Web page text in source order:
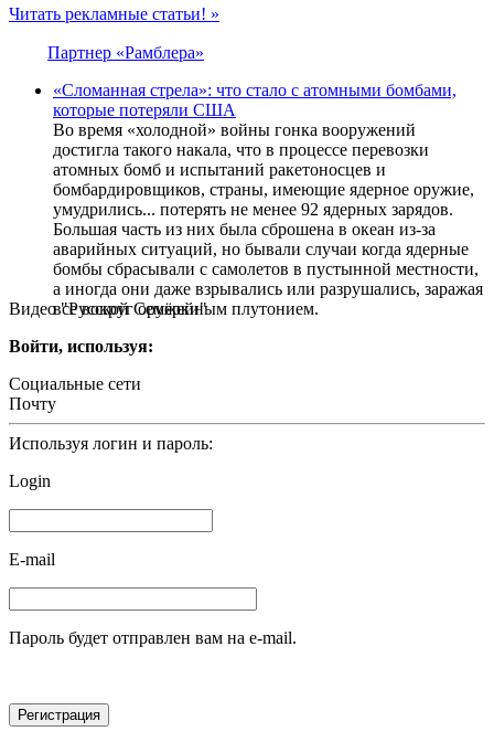
Видео "Русской Семёрки"
Читать рекламные статьи! »
Партнер «Рамблера»
«Сломанная стрела»: что стало с атомными бомбами,
которые потеряли США
Во время «холодной» войны гонка вооружений
достигла такого накала, что в процессе перевозки
атомных бомб и испытаний ракетоносцев и
бомбардировщиков, страны, имеющие ядерное оружие,
умудрились... потерять не менее 92 ядерных зарядов.
Большая часть из них была сброшена в океан из-за
аварийных ситуаций, но бывали случаи когда ядерные
бомбы сбрасывали с самолетов в пустынной местности,
а иногда они даже взрывались или разрушались, заражая
все вокруг оружейным плутонием.
Войти, используя:
Социальные сети
Почту
Используя логин и пароль:
Login
E-mail
Пароль будет отправлен вам на e-mail.